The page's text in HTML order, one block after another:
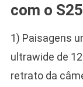
com o
1) Paisagens
ultrawide de
retrato da